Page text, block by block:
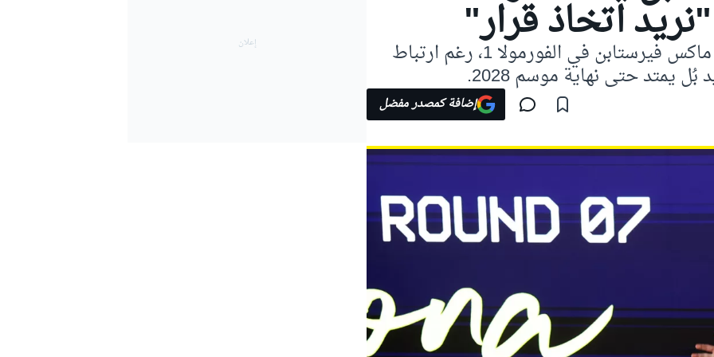
اتخاذ قرار"لا تزال التكهنات تحيط بمستقبل ماكس فيرستابن في الفورمولا 1، رغم ارتباط
يمتد حتى نهاية موسم 2028.
إضافة كمصدر مفضل